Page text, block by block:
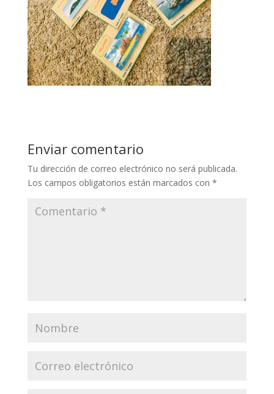
Enviar comentario
Tu dirección de correo electrónico no será publicada.
Los campos obligatorios están marcados con *